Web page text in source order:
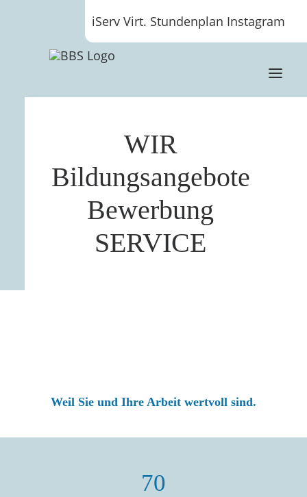
iServ Virt. Stundenplan Instagram
WIR
Bildungsangebote
Bewerbung
SERVICE
Weil Sie und Ihre Arbeit wertvoll sind.
70